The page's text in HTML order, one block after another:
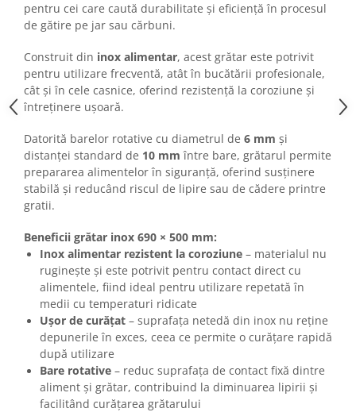
pentru cei care caută durabilitate și eficiență în procesul
de gătire pe jar sau cărbuni.
Construit din inox alimentar, acest grătar este potrivit
pentru utilizare frecventă, atât în bucătării profesionale,
cât și în cele casnice, oferind rezistență la coroziune și
întreținere ușoară.
Datorită barelor rotative cu diametrul de 6 mm și
distanței standard de 10 mm între bare, grătarul permite
prepararea alimentelor în siguranță, oferind susținere
stabilă și reducând riscul de lipire sau de cădere printre
gratii.
Beneficii grătar inox 690 × 500 mm:
Inox alimentar rezistent la coroziune – materialul nu
ruginește și este potrivit pentru contact direct cu
alimentele, fiind ideal pentru utilizare repetată în
medii cu temperaturi ridicate
Ușor de curățat – suprafața netedă din inox nu reține
depunerile în exces, ceea ce permite o curățare rapidă
după utilizare
Bare rotative – reduc suprafața de contact fixă dintre
aliment și grătar, contribuind la diminuarea lipirii și
facilitând curățarea grătarului